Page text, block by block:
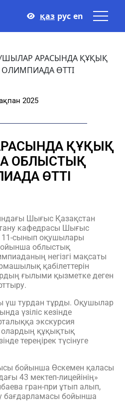
қаз рус en
АРАСЫНДА ҚҰҚЫҚ
ӨТТІ
2025
ҚҰҚЫҚ
ОБЛЫСТЫҚ
ӨТТІ
Шығыс Қазақстан
кафедрасы Шығыс
сынып оқушылары
облыстық
негізгі мақсаты
қабілеттерін
ғылыми қызметке деген
үш турдан тұрды. Оқушылар
үзіліс кезінде
экскурсия
құқықтық
тереңірек түсінуге
бойынша Өскемен қаласы
43 мектеп-лицейінің»
гран-при ұтып алып,
бағдарламасы бойынша